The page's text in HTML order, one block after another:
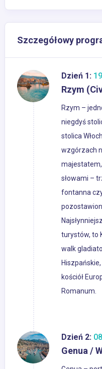
Szczegółowy
Dzień 1:
Rzym
Rzym –
niegdyś
stolica
wzgórzach
słowami –
fontanna
turystów, to
walk
kościół
Romanum.
Dzień 2:
Genua /